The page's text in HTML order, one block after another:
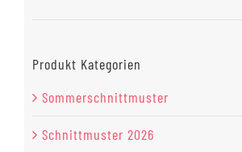
Produkt Kategorien
Sommerschnittmuster
Schnittmuster 2026